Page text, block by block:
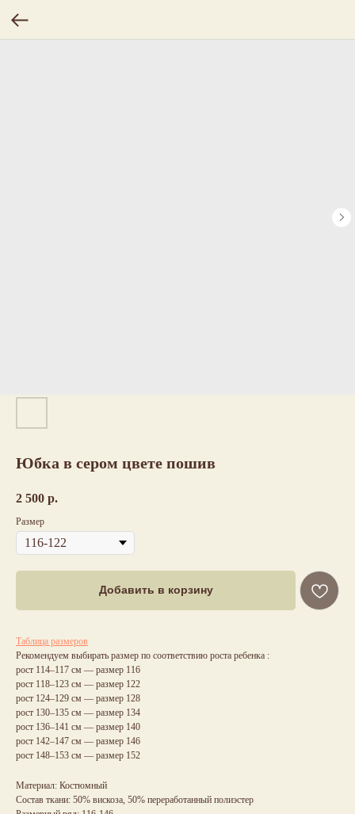
Юбка в сером цвете пошив
2 500 р.
Размер
Добавить в корзину
Таблица размеров
Рекомендуем выбирать размер по соответствию роста ребенка :
рост 114–117 см — размер 116
рост 118–123 см — размер 122
рост 124–129 см — размер 128
рост 130–135 см — размер 134
рост 136–141 см — размер 140
рост 142–147 см — размер 146
рост 148–153 см — размер 152
Материал: Костюмный
Состав ткани: 50% вискоза, 50% переработанный полиэстер